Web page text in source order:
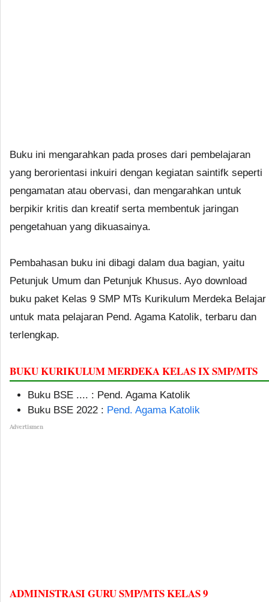
Buku ini mengarahkan pada proses dari pembelajaran
yang berorientasi inkuiri dengan kegiatan saintifk seperti
pengamatan atau obervasi, dan mengarahkan untuk
berpikir kritis dan kreatif serta membentuk jaringan
pengetahuan yang dikuasainya.
Pembahasan buku ini dibagi dalam dua bagian, yaitu
Petunjuk Umum dan Petunjuk Khusus. Ayo download
buku paket Kelas 9 SMP MTs Kurikulum Merdeka Belajar
untuk mata pelajaran Pend. Agama Katolik, terbaru dan
terlengkap.
BUKU KURIKULUM MERDEKA KELAS IX SMP/MTS
Buku BSE .... : Pend. Agama Katolik
Buku BSE 2022 : Pend. Agama Katolik
Advertismen
ADMINISTRASI GURU SMP/MTS KELAS 9